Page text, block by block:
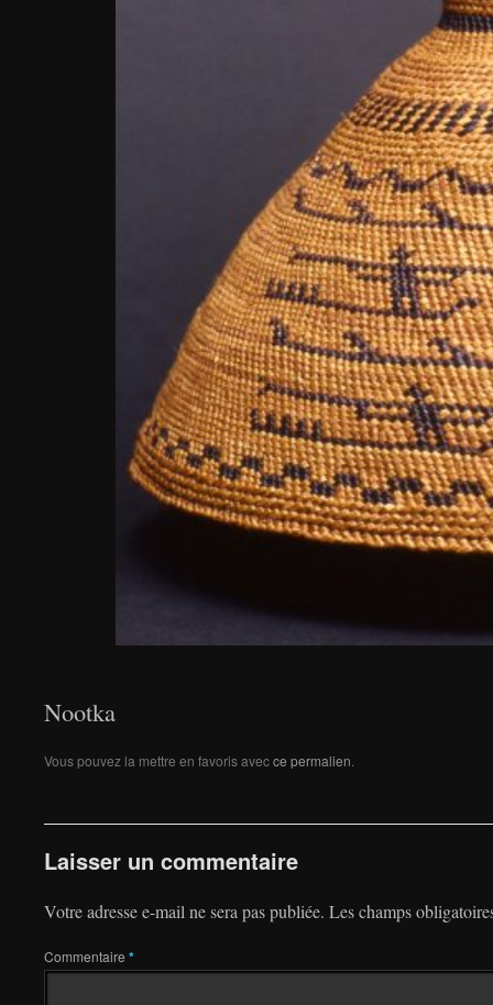
Nootka
Vous pouvez la mettre en favoris avecce permalien
Laisser un commentaire
Votre adresse e-mail ne sera pas publiée. Les champs
Commentaire *